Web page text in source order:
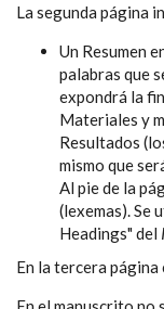
La segunda página
Un Resumen
palabras que
expondrá la
Materiales y
Resultados
mismo que
Al pie de la
(lexemas). Se
Headings" del
En la tercera